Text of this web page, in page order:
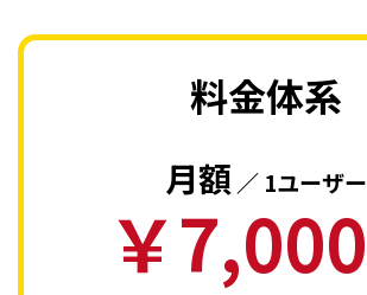
料金体系
月額 ／ 1ユーザー
￥7,000